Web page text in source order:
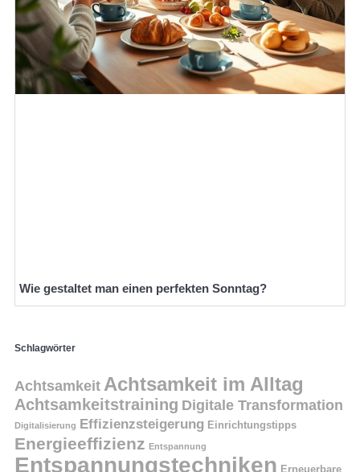
Wie gestaltet man einen perfekten Sonntag?
Schlagwörter
Achtsamkeit Achtsamkeit im Alltag
Achtsamkeitstraining Digitale Transformation
Digitalisierung Effizienzsteigerung Einrichtungstipps
Energieeffizienz Entspannung
Entspannungstechniken Erneuerbare